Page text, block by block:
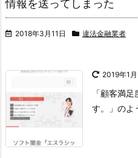
情報を送ってしまった
2018年3月11日 違法金融業者
2019年1
「顧客満
す。」のよ